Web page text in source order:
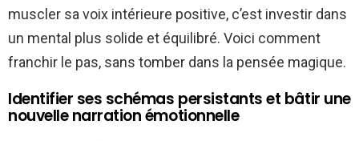
muscler sa voix intérieure positive, c’est investir dans
un mental plus solide et équilibré. Voici comment
franchir le pas, sans tomber dans la pensée magique.
Identifier ses schémas persistants et bâtir une
nouvelle narration émotionnelle